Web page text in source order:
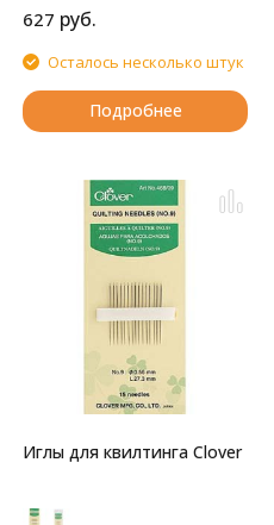
627 руб.
Осталось несколько штук
Подробнее
Иглы для квилтинга Clover